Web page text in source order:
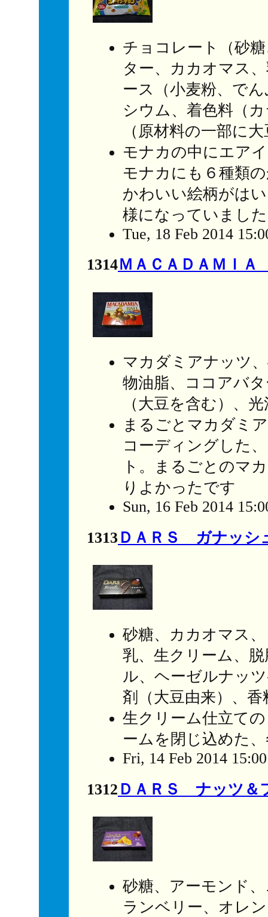
チョコレート（砂
ター、カカオマス
ース（小麦粉、で
シウム、着色料（
（原材料の一部に
モナカの中にエア
モナカにも６種類
かわいい絵柄がは
様になっていまし
Tue, 18 Feb 2014
1314ＭＡＣＡＤＡＭＩ
マカダミアナッツ
物油脂、ココアバ
（大豆を含む）、
まるごとマカダミ
コーディングした
ト。まるごとのマ
りよかったです
Sun, 16 Feb 2014
1313 ＤＡＲＳ ガナッシ
砂糖、カカオマス
乳、生クリーム、
ル、ヘーゼルナッ
剤（大豆由来）、香
生クリーム仕立て
ームを閉じ込めた
Fri, 14 Feb 2014
1312 ＤＡＲＳ ナッツ＆
砂糖、アーモンド
ランベリー、オレ